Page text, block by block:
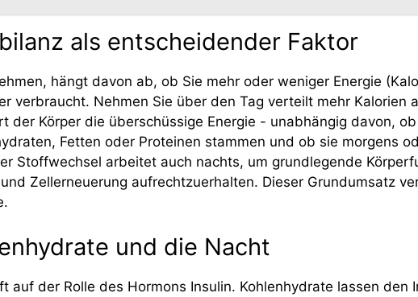
als entscheidender Faktor
hängt davon ab, ob Sie mehr oder weniger Energie
verbraucht. Nehmen Sie über den Tag verteilt mehr Kalorien
der Körper die überschüssige Energie - unabhängig davon,
Fetten oder Proteinen stammen und ob sie morgens
Stoffwechsel arbeitet auch nachts, um grundlegende
Zellerneuerung aufrechtzuerhalten. Dieser Grundumsatz
und die Nacht
auf der Rolle des Hormons Insulin. Kohlenhydrate lassen den